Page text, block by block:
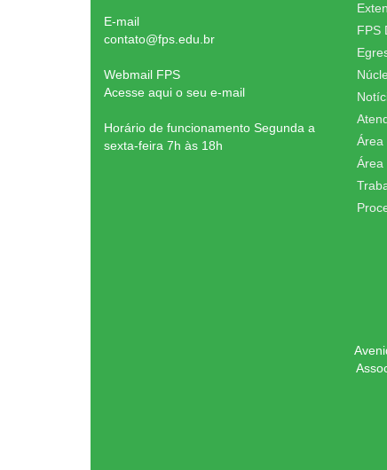
E-mail
contato@fps.edu.br
Webmail FPS
Acesse aqui o seu e-mail
Horário de funcionamento Segunda a
sexta-feira 7h às 18h
FPS
Área
Área